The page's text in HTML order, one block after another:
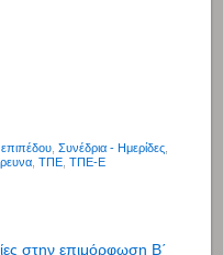
,Συνέδρια - Ημερίδες
,ΤΠΕ ,ΤΠΕ-Ε
στην επιμόρφωση Β΄